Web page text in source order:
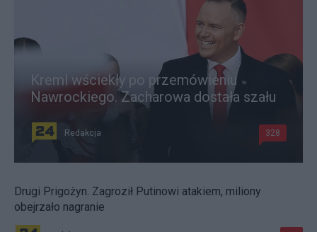
Kreml wściekły po przemówieniu
Nawrockiego. Zacharowa dostała szału
Redakcja 328
Drugi Prigożyn. Zagroził Putinowi atakiem, miliony
obejrzało nagranie